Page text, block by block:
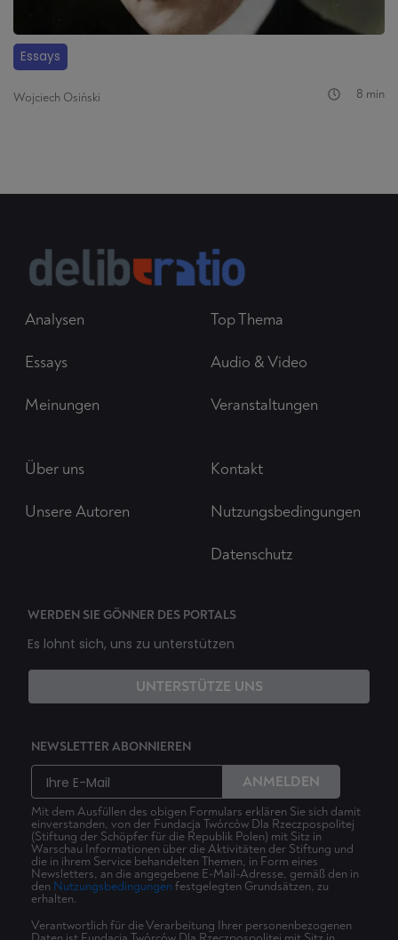
Essays
Wojciech Osiński 8 min
Analysen
Essays
Meinungen
Top Thema
Audio & Video
Veranstaltungen
Über uns
Unsere Autoren
Kontakt
Nutzungsbedingungen
Datenschutz
WERDEN SIE GÖNNER DES PORTALS
Es lohnt sich, uns zu unterstützen
UNTERSTÜTZE UNS
NEWSLETTER ABONNIEREN
ANMELDEN
Mit dem Ausfüllen des obigen Formulars erklären Sie sich damit
einverstanden, von der Fundacja Twórców Dla Rzeczpospolitej
(Stiftung der Schöpfer für die Republik Polen) mit Sitz in
Warschau Informationen über die Aktivitäten der Stiftung und
die in ihrem Service behandelten Themen, in Form eines
Newsletters, an die angegebene E-Mail-Adresse, gemäß den in
den Nutzungsbedingungenfestgelegten Grundsätzen, zu
erhalten.
Verantwortlich für die Verarbeitung Ihrer personenbezogenen